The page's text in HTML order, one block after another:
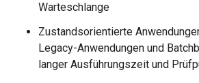
Warteschlange
Zustandsorientierte
Legacy-Anwendungen und
langer Ausführungszeit und